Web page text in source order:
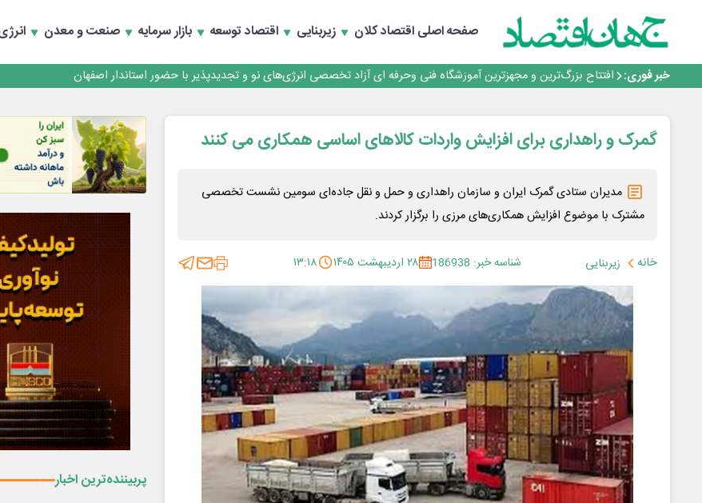
صفحه اصلیاقتصاد کلان زیربنایی اقتصاد توسعه بازار سرمایه صنعت و معدن
خبر فوری:
تداوم صعود مس در بازارهای جهانی؛ قیمت فلز سرخ از ۱۴هزار دلار در هر تن عبور کرد
فولاد در تله قیمت‌گذاری دستوری
افتتاح بزرگ‌ترین و مجهزترین آموزشگاه فنی وحرفه ای آزاد تخصصی انرژی‌های نو و تجدیدپذیر با حضور استاندار اصفهان
گفتگو با کاوه معلمی، مدیر حسابداری مدیریت فولادسنگان
تداوم صعود مس در بازارهای جهانی؛ قیمت فلز سرخ از ۱۴هزار دلار در هر تن عبور کرد
فولاد در تله قیمت‌گذاری دستوری
گمرک و راهداری برای افزایش واردات کالاهای اساسی همکاری می کنند
مدیران ستادی گمرک ایران و سازمان راهداری و حمل و نقل جاده‌ای سومین نشست تخصصی
مشترک با موضوع افزایش همکاری‌های مرزی را برگزار کردند.
خانه زیربنایی شناسه خبر: 186938 ۲۸ اردیبهشت ۱۴۰۵ ۱۳:۱۸
پربیننده‌ترین اخبار